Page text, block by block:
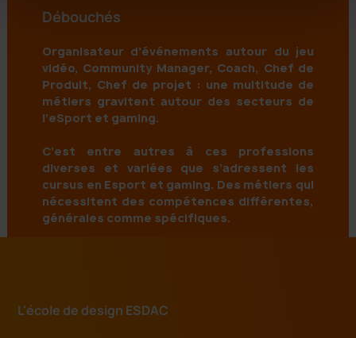
Débouchés
Organisateur d’événements autour du jeu
vidéo, Community Manager, Coach, Chef de
Produit, Chef de projet : une multitude de
métiers gravitent autour des secteurs de
l’eSport et gaming.
C’est entre autres à ces professions
diverses et variées que s’adressent les
cursus en Esport et gaming. Des métiers qui
nécessitent des compétences différentes,
générales comme spécifiques.
L'école de design ESDAC